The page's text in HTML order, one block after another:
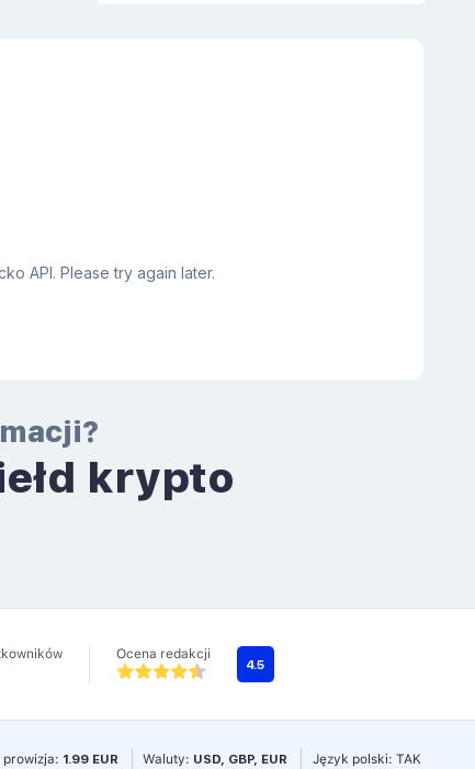
krypto
Ocena redakcji
4.5
1.99 EUR Waluty: USD, GBP, EUR Język polski: TAK